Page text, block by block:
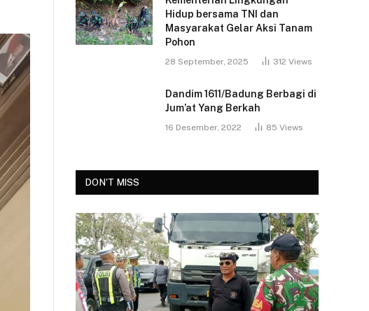
Hidup bersama TNI dan
Masyarakat Gelar Aksi Tanam
Pohon
28 September, 2025 312 Views
Dandim 1611/Badung Berbagi di
Jum’at Yang Berkah
16 Desember, 2022 85 Views
DON'T MISS